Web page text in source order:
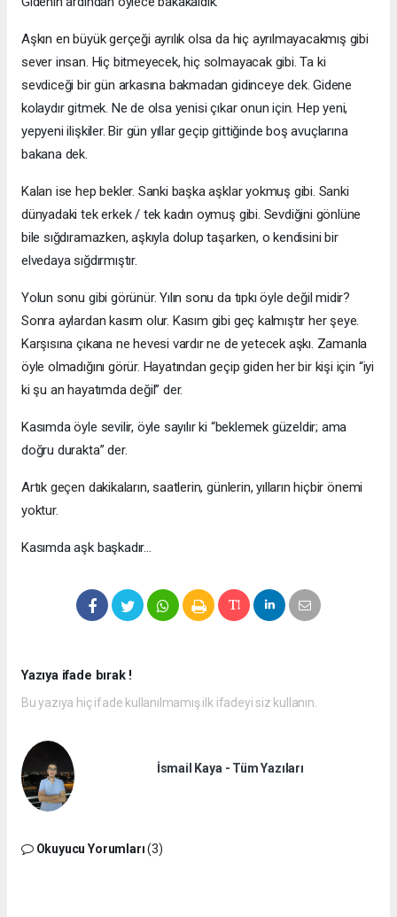
Aşkın en büyük gerçeği ayrılık olsa da hiç ayrılmayacakmış gibi
sever insan. Hiç bitmeyecek, hiç solmayacak gibi. Ta ki
sevdiceği bir gün arkasına bakmadan gidinceye dek. Gidene
kolaydır gitmek. Ne de olsa yenisi çıkar onun için. Hep yeni,
yepyeni ilişkiler. Bir gün yıllar geçip gittiğinde boş avuçlarına
bakana dek.
Kalan ise hep bekler. Sanki başka aşklar yokmuş gibi. Sanki
dünyadaki tek erkek / tek kadın oymuş gibi. Sevdiğini gönlüne
bile sığdıramazken, aşkıyla dolup taşarken, o kendisini bir
elvedaya sığdırmıştır.
Yolun sonu gibi görünür. Yılın sonu da tıpkı öyle değil midir?
Sonra aylardan kasım olur. Kasım gibi geç kalmıştır her şeye.
Karşısına çıkana ne hevesi vardır ne de yetecek aşkı. Zamanla
öyle olmadığını görür. Hayatından geçip giden her bir kişi için “iyi
ki şu an hayatımda değil” der.
Kasımda öyle sevilir, öyle sayılır ki “beklemek güzeldir; ama
doğru durakta” der.
Artık geçen dakikaların, saatlerin, günlerin, yılların hiçbir önemi
yoktur.
Kasımda aşk başkadır…
Yazıya ifade bırak !
Bu yazıya hiç ifade kullanılmamış ilk ifadeyi siz kullanın.
İsmail Kaya - Tüm Yazıları
Okuyucu Yorumları(3)